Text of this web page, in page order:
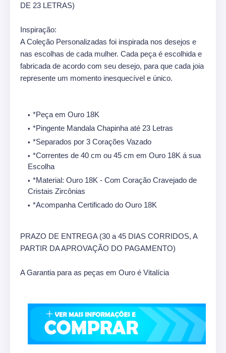
DE 23 LETRAS)
Inspiração:
A Coleção Personalizadas foi inspirada nos desejos e
nas escolhas de cada mulher. Cada peça é escolhida e
fabricada de acordo com seu desejo, para que cada joia
represente um momento inesquecível e único.
*Peça em Ouro 18K
*Pingente Mandala Chapinha até 23 Letras
*Separados por 3 Corações Vazado
*Correntes de 40 cm ou 45 cm em Ouro 18K á sua
Escolha
*Material: Ouro 18K - Com Coração Cravejado de
Cristais Zircônias
*Acompanha Certificado do Ouro 18K
PRAZO DE ENTREGA (30 a 45 DIAS CORRIDOS, A
PARTIR DA APROVAÇÃO DO PAGAMENTO)
A Garantia para as peças em Ouro é Vitalícia